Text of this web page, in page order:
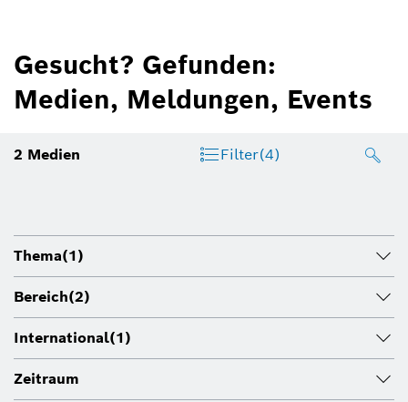
Gesucht? Gefunden:
Medien, Meldungen, Events
2 Medien Filter(4)
Thema(1)
Bereich(2)
International(1)
Zeitraum